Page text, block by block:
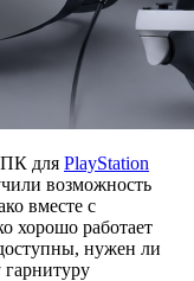
для PlayStation
возможность
вместе с
хорошо работает
нужен ли
гарнитуру